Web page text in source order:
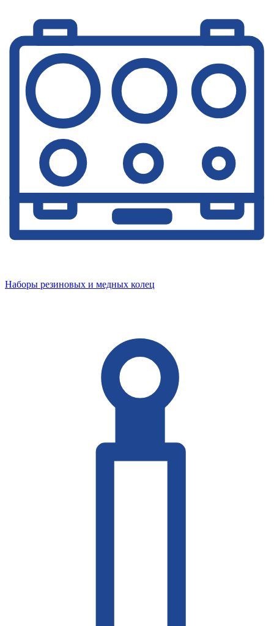
Наборы резиновых и медных колец